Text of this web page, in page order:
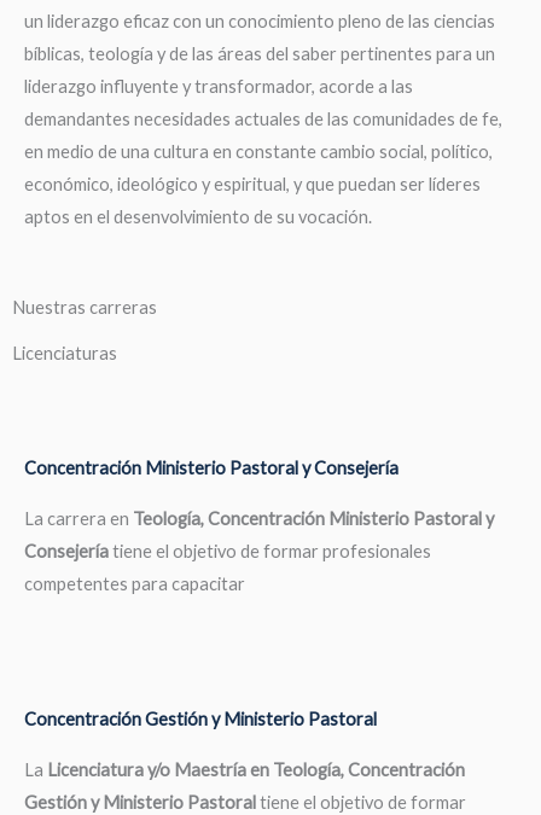
un liderazgo eficaz con un conocimiento pleno de las ciencias
bíblicas, teología y de las áreas del saber pertinentes para un
liderazgo influyente y transformador, acorde a las
demandantes necesidades actuales de las comunidades de fe,
en medio de una cultura en constante cambio social, político,
económico, ideológico y espiritual, y que puedan ser líderes
aptos en el desenvolvimiento de su vocación.
Nuestras carreras
Licenciaturas
Concentración Ministerio Pastoral y Consejería
La carrera en Teología, Concentración Ministerio Pastoral y
Consejeríatiene el objetivo de formar profesionales
competentes para capacitar
Concentración Gestión y Ministerio Pastoral
La Licenciatura y/o Maestría en Teología, Concentración
Gestión y Ministerio Pastoraltiene el objetivo de formar